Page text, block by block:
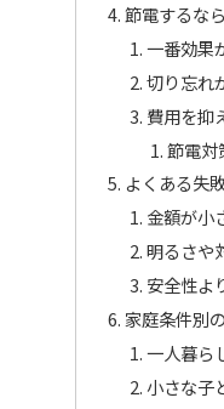
節電するな
一番効果
切り忘れ
費用を抑
節電対
よくある失
金額が小
明るさや
安全性よ
家庭条件別
一人暮ら
小さな子